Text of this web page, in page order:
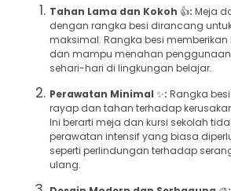
Tahan Lama dan Kokoh 👍: Meja
dengan rangka besi dirancang
maksimal. Rangka besi memberikan
dan mampu menahan penggunaan
sehari-hari di lingkungan belajar.
Perawatan Minimal ✨: Rangka
rayap dan tahan terhadap
Ini berarti meja dan kursi sekolah
perawatan intensif yang biasa
seperti perlindungan terhadap
ulang.